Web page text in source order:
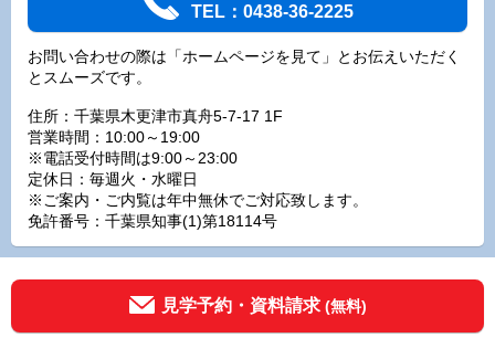
TEL：0438-36-2225
お問い合わせの際は「ホームページを見て」とお伝えいただく
とスムーズです。
住所：千葉県木更津市真舟5-7-17 1F
営業時間：10:00～19:00
※電話受付時間は9:00～23:00
定休日：毎週火・水曜日
※ご案内・ご内覧は年中無休でご対応致します。
免許番号：千葉県知事(1)第18114号
見学予約・資料請求 (無料)